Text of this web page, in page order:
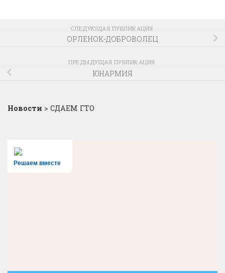
СЛЕДУЮЩАЯ ПУБЛИКАЦИЯ
ОРЛЕНОК-ДОБРОВОЛЕЦ
ПРЕДЫДУЩАЯ ПУБЛИКАЦИЯ
ЮНАРМИЯ
Новости > СДАЕМ ГТО
Решаем вместе